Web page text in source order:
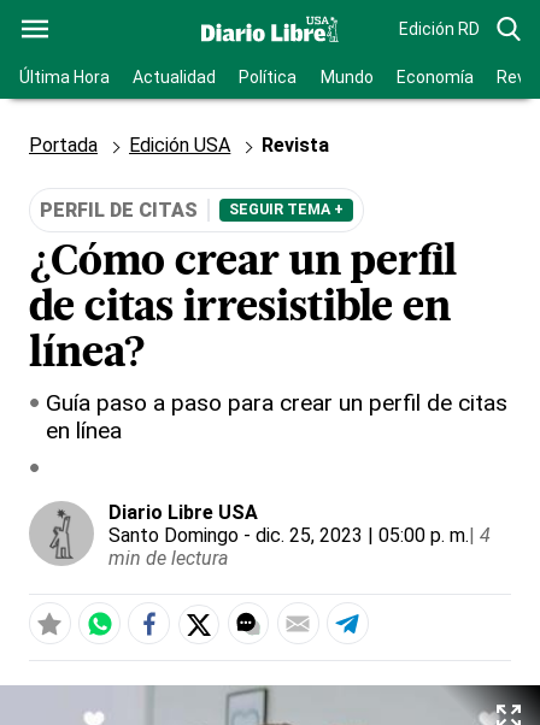
Edición RD
Última Hora Actualidad Política Mundo Economía
Portada Edición USA Revista
PERFIL DE CITAS SEGUIR TEMA +
¿Cómo crear un perfil
de citas irresistible en
línea?
Guía paso a paso para crear un perfil de citas
en línea
Diario Libre USA
Santo Domingo - dic. 25, 2023 | 05:00 p. m.| 4
min de lectura